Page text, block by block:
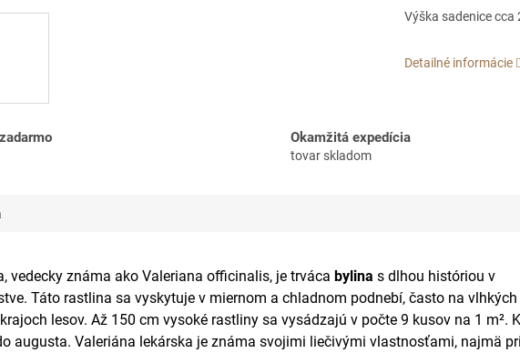
Výška sadenice cca
Detailné informácie
Okamžitá expedícia
tovar skladom
vedecky známa ako Valeriana officinalis, je trváca bylina s dlhou históriou v
Táto rastlina sa vyskytuje v miernom a chladnom podnebí, často na vlhkých
lesov. Až 150 cm vysoké rastliny sa vysádzajú v počte 9 kusov na 1 m².
augusta. Valeriána lekárska je známa svojimi liečivými vlastnosťami, najmä pri